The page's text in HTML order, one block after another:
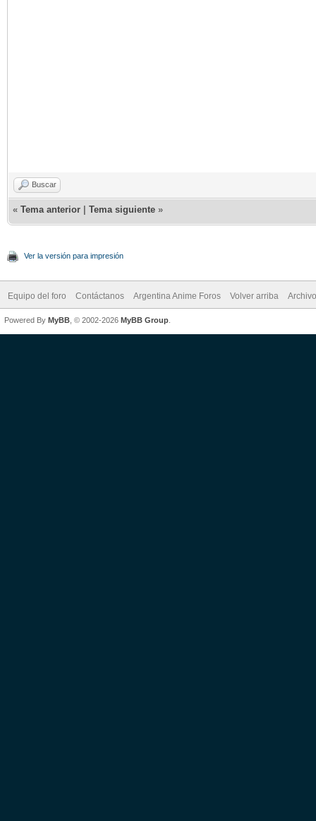
Buscar
« Tema anterior Tema siguiente »
Ver la versión para impresión
Equipo del foro Contáctanos Argentina Anime Foros Volver arriba
Powered By MyBB , © 2002-2026 MyBB Group